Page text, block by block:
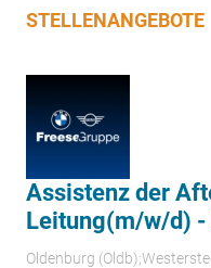
STELLENANGEBOTE
Assistenz der
Leitung(m/w/d) -
Oldenburg